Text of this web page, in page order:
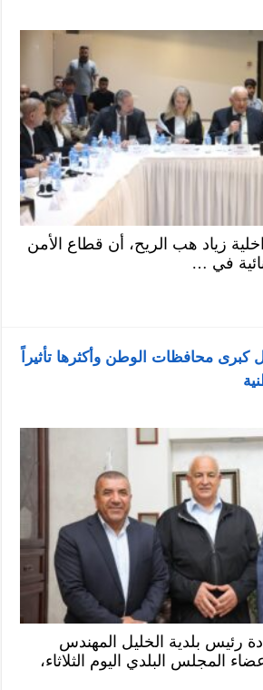
زياد هب الريح، أن قطاع الأمن
في …
كبرى محافظات الوطن وأكثرها تأثيراً
رئيس بلدية الخليل المهندس
المجلس البلدي اليوم الثلاثاء،